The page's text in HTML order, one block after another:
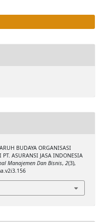
BUDAYA ORGANISASI
PT. ASURANSI JASA INDONESIA
Manajemen Dan Bisnis, 2(3),